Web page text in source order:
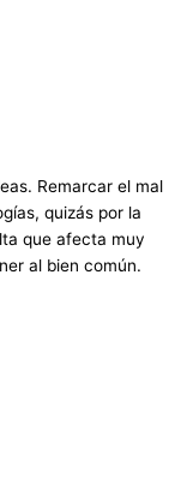
Remarcar el mal
quizás por la
que afecta muy
al bien común.